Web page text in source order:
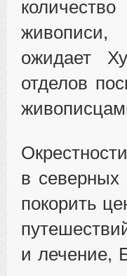
ожидает
отделов
в северных
покорить
и лечение,